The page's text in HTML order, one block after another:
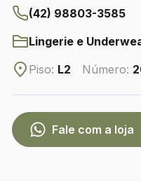
CONTATO
WhatsApp
(42) 98803-3585
Lingerie e
Piso: L2 Número:
Fale com a loja